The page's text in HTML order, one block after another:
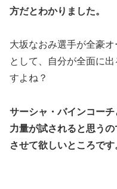
方だとわかりました。
大坂なおみ選手が全豪
として、自分が全面に
すよね？
サーシャ・バインコー
力量が試されると思う
させて欲しいところです